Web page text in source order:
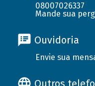
08007026337
Mande sua
Ouvidoria
Envie sua
Outros